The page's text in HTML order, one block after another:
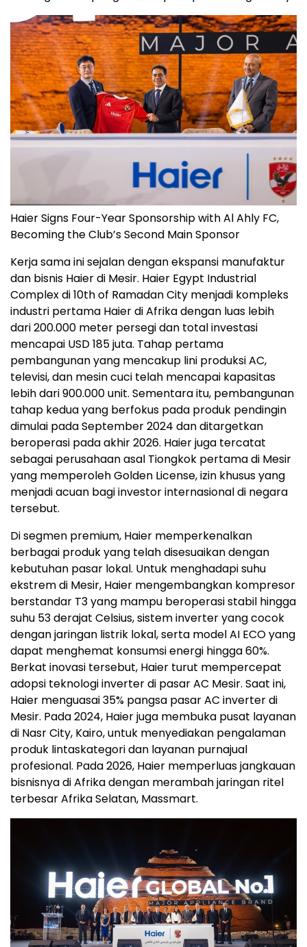
Haier Signs Four-Year Sponsorship with Al Ahly FC,
Becoming the Club’s Second Main Sponsor
Kerja sama ini sejalan dengan ekspansi manufaktur
dan bisnis Haier di Mesir. Haier Egypt Industrial
Complex di 10th of Ramadan City menjadi kompleks
industri pertama Haier di Afrika dengan luas lebih
dari 200.000 meter persegi dan total investasi
mencapai USD 185 juta. Tahap pertama
pembangunan yang mencakup lini produksi AC,
televisi, dan mesin cuci telah mencapai kapasitas
lebih dari 900.000 unit. Sementara itu, pembangunan
tahap kedua yang berfokus pada produk pendingin
dimulai pada September 2024 dan ditargetkan
beroperasi pada akhir 2026. Haier juga tercatat
sebagai perusahaan asal Tiongkok pertama di Mesir
yang memperoleh Golden License, izin khusus yang
menjadi acuan bagi investor internasional di negara
tersebut.
Di segmen premium, Haier memperkenalkan
berbagai produk yang telah disesuaikan dengan
kebutuhan pasar lokal. Untuk menghadapi suhu
ekstrem di Mesir, Haier mengembangkan kompresor
berstandar T3 yang mampu beroperasi stabil hingga
suhu 53 derajat Celsius, sistem inverter yang cocok
dengan jaringan listrik lokal, serta model AI ECO yang
dapat menghemat konsumsi energi hingga 60%.
Berkat inovasi tersebut, Haier turut mempercepat
adopsi teknologi inverter di pasar AC Mesir. Saat ini,
Haier menguasai 35% pangsa pasar AC inverter di
Mesir. Pada 2024, Haier juga membuka pusat layanan
di Nasr City, Kairo, untuk menyediakan pengalaman
produk lintaskategori dan layanan purnajual
profesional. Pada 2026, Haier memperluas jangkauan
bisnisnya di Afrika dengan merambah jaringan ritel
terbesar Afrika Selatan, Massmart.